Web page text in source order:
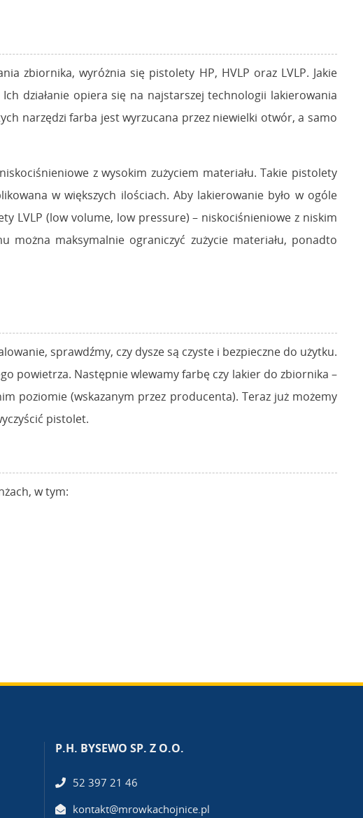
zbiornika, wyróżnia się pistolety HP, HVLP oraz LVLP. Jakie
działanie opiera się na najstarszej technologii lakierowania
narzędzi farba jest wyrzucana przez niewielki otwór, a samo
z wysokim zużyciem materiału. Takie pistolety
w większych ilościach. Aby lakierowanie było w ogóle
LVLP (low volume, low pressure) – niskociśnieniowe z niskim
można maksymalnie ograniczyć zużycie materiału, ponadto
sprawdźmy, czy dysze są czyste i bezpieczne do użytku.
powietrza. Następnie wlewamy farbę czy lakier do zbiornika –
poziomie (wskazanym przez producenta). Teraz już możemy
pistolet.
w tym:
P.H. BYSEWO SP. Z O.O.
52 397 21 46
kontakt@mrowkachojnice.pl